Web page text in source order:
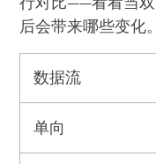
后会带来哪些变化。
数据流
单向